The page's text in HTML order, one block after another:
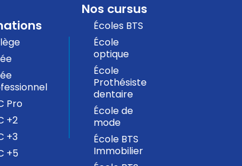
Pro
+2
+3
+5
Nos cursus
Écoles BTS
École
optique
École
Prothésiste
dentaire
École de
mode
École BTS
Immobilier